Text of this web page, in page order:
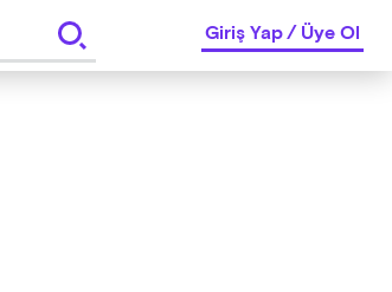
Giriş Yap/Üye Ol